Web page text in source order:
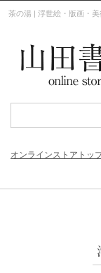
茶の湯 | 浮世絵・版画・
オンラインストアトッ